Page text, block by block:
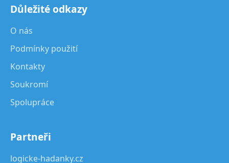
Důležité odkazy
O nás
Podmínky použití
Kontakty
Soukromí
Spolupráce
Partneři
logicke-hadanky.cz